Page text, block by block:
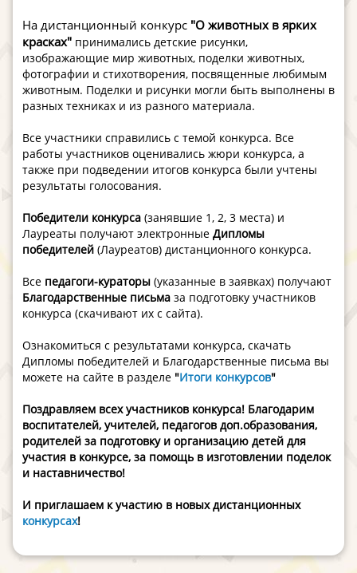
На дистанционный конкурс "О животных в ярких
красках" принимались детские рисунки,
изображающие мир животных, поделки животных,
фотографии и стихотворения, посвященные любимым
животным. Поделки и рисунки могли быть выполнены в
разных техниках и из разного материала.
Все участники справились с темой конкурса. Все
работы участников оценивались жюри конкурса, а
также при подведении итогов конкурса были учтены
результаты голосования.
Победители конкурса (занявшие 1, 2, 3 места) и
Лауреаты получают электронные Дипломы
победителей (Лауреатов) дистанционного конкурса.
Все педагоги-кураторы (указанные в заявках) получают
Благодарственные письма за подготовку участников
конкурса (скачивают их с сайта).
Ознакомиться с результатами конкурса, скачать
Дипломы победителей и Благодарственные письма вы
можете на сайте в разделе "Итоги конкурсов"​
Поздравляем всех участников конкурса! Благодарим
воспитателей, учителей, педагогов доп.образования,
родителей за подготовку и организацию детей для
участия в конкурсе, за помощь в изготовлении поделок
и наставничество!
И приглашаем к участию в новых дистанционных
конкурсах!